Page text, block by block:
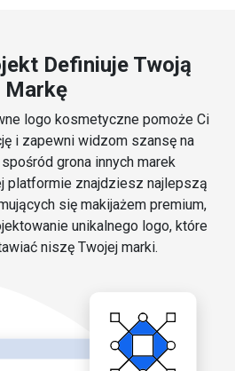
Definiuje Twoją
Markę
logo kosmetyczne pomoże Ci
i zapewni widzom szansę na
grona innych marek
platformie znajdziesz najlepszą
się makijażem premium,
unikalnego logo, które
niszę Twojej marki.